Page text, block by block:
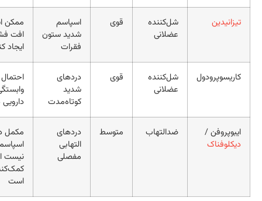
قوی
اسپاسم
شدید ستون
ممکن است
افت فشار
شل‌کننده
قوی
دردهای
کوتاه‌مدت
دارویی دارد
/
ضدالتهاب متوسط
دردهای
مکمل درمان
نیست اما
کمک‌کننده